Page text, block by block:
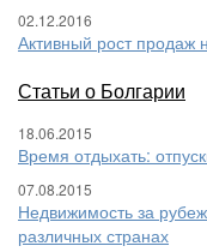
02.12.2016
Активный рост продаж
Статьи о Болгарии
18.06.2015
Время отдыхать:
07.08.2015
Недвижимость за
различных странах